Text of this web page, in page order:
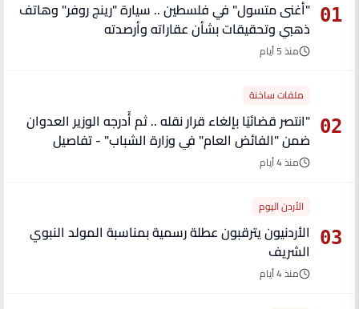
01
"أغنى متسول" في فلسطين .. سيارة "رينج روفر" وهاتف
ذهبي وتحقيقات بشأن عقاراته وأرصدته
منذ 5 أيام
02
ملفات ساخنة
"انتصر قضائيًا بإلغاء قرار نقله .. ثم أُدرجه الوزير العدوان
ضمن "الفائض العام" في وزارة الشباب" - تفاصيل
منذ 4 أيام
03
الأردن اليوم
الأردنيون يترقبون عطلة رسمية بمناسبة المولد النبوي
الشريف
منذ 4 أيام